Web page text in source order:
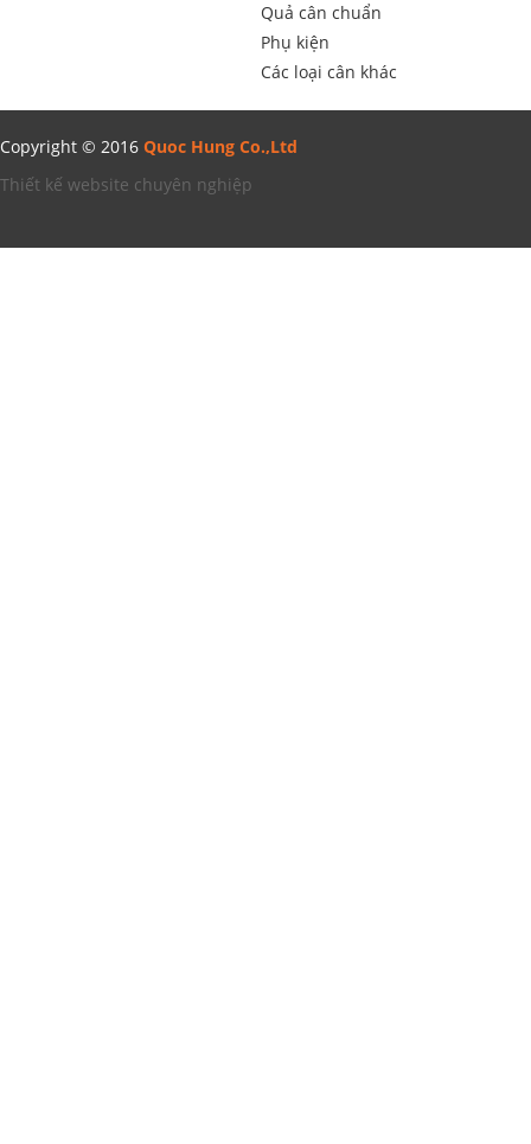
Quả cân chuẩn
Phụ kiện
Các loại cân khác
Copyright © 2016 Quoc Hung Co.,Ltd
Thiết kế website chuyên nghiệp